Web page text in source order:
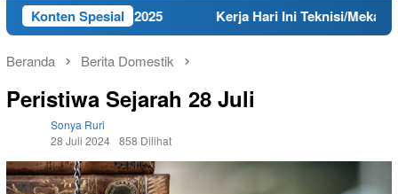
Konten Spesial
Tahun 2025 Kerja Hari Ini Teknisi/Mekanik
Beranda Berita Domestik
Peristiwa Sejarah 28 Juli
Sonya Ruri
28 Juli 2024 858 Dilihat